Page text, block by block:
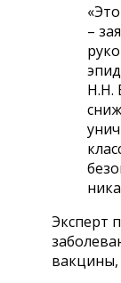
–
Н.Н.
Эксперт
вакцины,